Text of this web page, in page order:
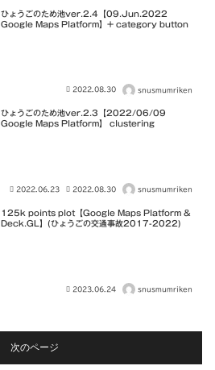
ひょうごのため池ver.2.4【09.Jun.2022
Google Maps Platform】+ category button
2022.08.30 snusmumriken
ひょうごのため池ver.2.3【2022/06/09
Google Maps Platform】 clustering
2022.06.23 2022.08.30 snusmumriken
125k points plot【Google Maps Platform &
Deck.GL】(ひょうごの交通事故2017-2022)
2023.06.24 snusmumriken
次のページ